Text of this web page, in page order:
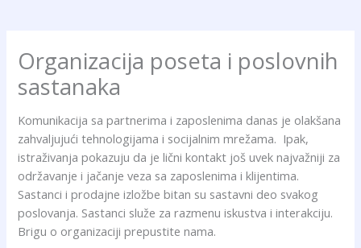
Organizacija poseta i poslovnih
sastanaka
Komunikacija sa partnerima i zaposlenima danas je olakšana
zahvaljujući tehnologijama i socijalnim mrežama. Ipak,
istraživanja pokazuju da je lični kontakt još uvek najvažniji za
održavanje i jačanje veza sa zaposlenima i klijentima.
Sastanci i prodajne izložbe bitan su sastavni deo svakog
poslovanja. Sastanci služe za razmenu iskustva i interakciju.
Brigu o organizaciji prepustite nama.